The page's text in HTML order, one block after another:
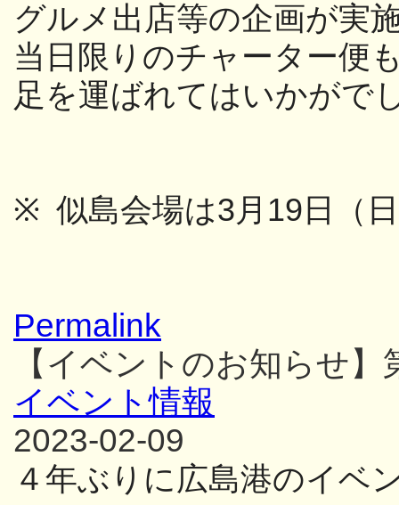
グルメ出店等の企画が実
当日限りのチャーター便
足を運ばれてはいかがで
※ 似島会場は3月 19 日（
Permalink
【イベントのお知らせ
イベント情報
2023-02-09
４年ぶりに広島港のイベ